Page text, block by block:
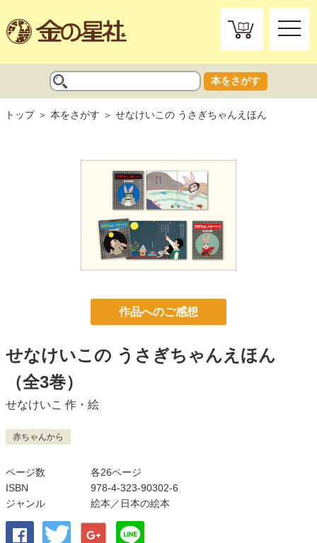
toggle
本をさがす
トップ 本をさがす せなけいこの うさぎちゃんえほん
作品へのご感想
せなけいこの うさぎちゃんえほん
（全3巻）
せなけいこ 作・絵
赤ちゃんから
ページ数
各26ページ
ISBN
978-4-323-90302-6
ジャンル
絵本 ／日本の絵本